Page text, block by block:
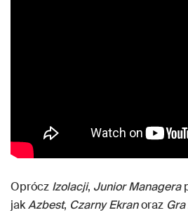
Oprócz Izolacji, Junior Managera
jakAzbest, Czarny Ekranoraz Gra